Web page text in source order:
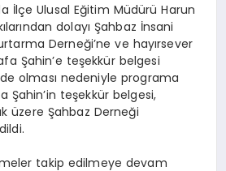
İlçe Ulusal Eğitim Müdürü Harun
dolayı Şahbaz İnsani
Derneği’ne ve hayırsever
Şahin’e teşekkür belgesi
olması nedeniyle programa
Şahin’in teşekkür belgesi,
üzere Şahbaz Derneği
takip edilmeye devam